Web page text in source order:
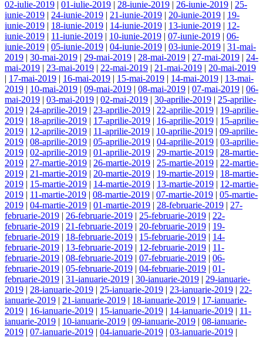
02-iulie-2019 | 01-iulie-2019 | 28-iunie-2019 | 26-iunie-2019 | 25-
iunie-2019 | 24-iunie-2019 | 21-iunie-2019 | 20-iunie-2019 | 19-
iunie-2019 | 18-iunie-2019 | 14-iunie-2019 | 13-iunie-2019 | 12-
iunie-2019 | 11-iunie-2019 | 10-iunie-2019 | 07-iunie-2019 | 06-
iunie-2019 | 05-iunie-2019 | 04-iunie-2019 | 03-iunie-2019 | 31-mai-
2019 | 30-mai-2019 | 29-mai-2019 | 28-mai-2019 | 27-mai-2019 | 24-
mai-2019 | 23-mai-2019 | 22-mai-2019 | 21-mai-2019 | 20-mai-2019
| 17-mai-2019 | 16-mai-2019 | 15-mai-2019 | 14-mai-2019 | 13-mai-
2019 | 10-mai-2019 | 09-mai-2019 | 08-mai-2019 | 07-mai-2019 | 06-
mai-2019 | 03-mai-2019 | 02-mai-2019 | 30-aprilie-2019 | 25-aprilie-
2019 | 24-aprilie-2019 | 23-aprilie-2019 | 22-aprilie-2019 | 19-aprilie-
2019 | 18-aprilie-2019 | 17-aprilie-2019 | 16-aprilie-2019 | 15-aprilie-
2019 | 12-aprilie-2019 | 11-aprilie-2019 | 10-aprilie-2019 | 09-aprilie-
2019 | 08-aprilie-2019 | 05-aprilie-2019 | 04-aprilie-2019 | 03-aprilie-
2019 | 02-aprilie-2019 | 01-aprilie-2019 | 29-martie-2019 | 28-martie-
2019 | 27-martie-2019 | 26-martie-2019 | 25-martie-2019 | 22-martie-
2019 | 21-martie-2019 | 20-martie-2019 | 19-martie-2019 | 18-martie-
2019 | 15-martie-2019 | 14-martie-2019 | 13-martie-2019 | 12-martie-
2019 | 11-martie-2019 | 08-martie-2019 | 07-martie-2019 | 05-martie-
2019 | 04-martie-2019 | 01-martie-2019 | 28-februarie-2019 | 27-
februarie-2019 | 26-februarie-2019 | 25-februarie-2019 | 22-
februarie-2019 | 21-februarie-2019 | 20-februarie-2019 | 19-
februarie-2019 | 18-februarie-2019 | 15-februarie-2019 | 14-
februarie-2019 | 13-februarie-2019 | 12-februarie-2019 | 11-
februarie-2019 | 08-februarie-2019 | 07-februarie-2019 | 06-
februarie-2019 | 05-februarie-2019 | 04-februarie-2019 | 01-
februarie-2019 | 31-ianuarie-2019 | 30-ianuarie-2019 | 29-ianuarie-
2019 | 28-ianuarie-2019 | 25-ianuarie-2019 | 23-ianuarie-2019 | 22-
ianuarie-2019 | 21-ianuarie-2019 | 18-ianuarie-2019 | 17-ianuarie-
2019 | 16-ianuarie-2019 | 15-ianuarie-2019 | 14-ianuarie-2019 | 11-
ianuarie-2019 | 10-ianuarie-2019 | 09-ianuarie-2019 | 08-ianuarie-
2019 | 07-ianuarie-2019 | 04-ianuarie-2019 | 03-ianuarie-2019 |